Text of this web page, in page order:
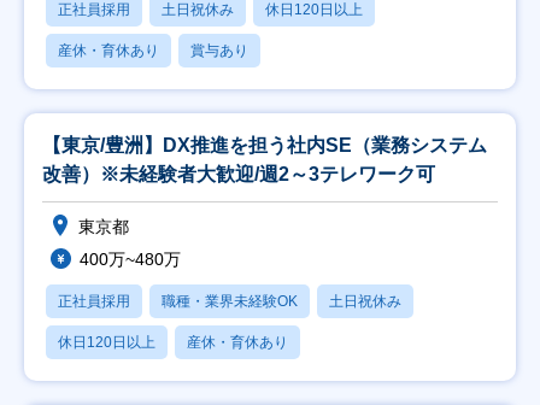
正社員採用 土日祝休み 休日120日以上
産休・育休あり 賞与あり
【東京/豊洲】DX推進を担う社内SE（業務システム
改善）※未経験者大歓迎/週2～3テレワーク可
東京都
400万~480万
正社員採用 職種・業界未経験OK 土日祝休み
休日120日以上 産休・育休あり